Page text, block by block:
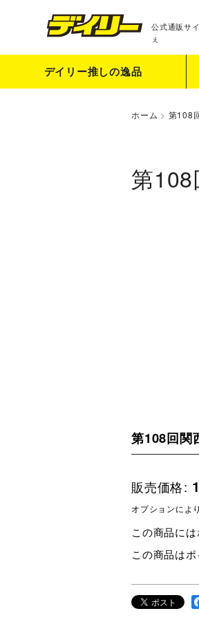
公式通販サ
ぇ
デイリー推しの逸品
ホーム > 第108
第
第108回関
販売価格:
オプションによ
この商品には
この商品はポ